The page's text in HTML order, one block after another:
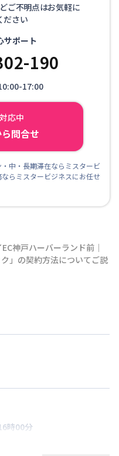
ご不明点はお気軽に
ださい
サポート
190
17:00
応中
問合せ
中・長期滞在ならミスタービ
らミスタービジネスにお任せ
神戸ハーバーランド前｜
」の契約方法についてご説
時00分